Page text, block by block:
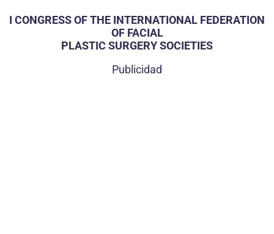
I CONGRESS OF THE INTERNATIONAL FEDERATION
OF FACIAL
PLASTIC SURGERY SOCIETIES
Publicidad